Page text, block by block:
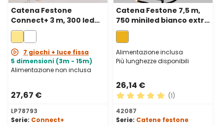
Catena Festone
Connect+ 3 m, 300 led
bianco caldo, cavo
trasparente,
prolungabile
7 giochi + luce fissa
5 dimensioni (3m - 15m)
Alimentazione non inclusa
27,67 €
LP78793
Serie: Connect+
Catena Festone 7,5 m,
750 miniled bianco extra
caldo, cavo verde
Alimentazione inclusa
Più lunghezze disponibili
26,14 €
Valutazione media di 5 su
(1)
42087
Serie: Catene festone